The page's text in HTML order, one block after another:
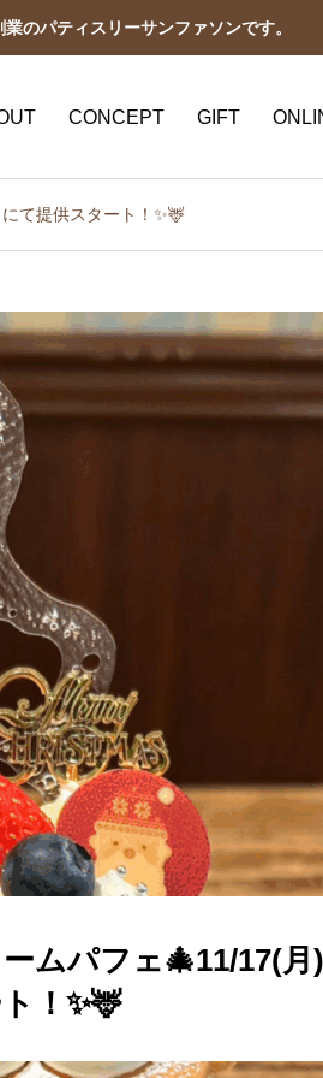
のパティスリーサンファソンです。
CONCEPT GIFT
て提供スタート！✨🦌
ムパフェ🎄11/17(月
！✨🦌